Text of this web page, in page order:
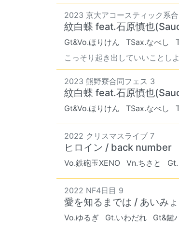
2023 京大アコースティック系
紋白蝶 feat.石原慎也
Gt&Vo.ほりけん TSax.なべし
こっそり起き出していいことし
2023 熊野寮合同フェス 3
紋白蝶 feat.石原慎也
Gt&Vo.ほりけん TSax.なべし
2022 クリスマスライブ 7
ヒロイン / back number
Vo.鉄砲玉XENO Vn.ちさと
2022 NF4日目 9
愛を知るまでは / あいみ
Vo.ゆるぎ Gt.いわだれ Gt&鍵